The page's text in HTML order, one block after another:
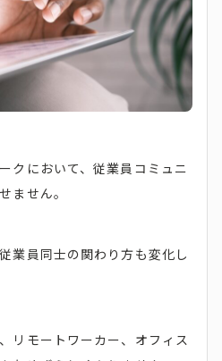
クにおいて、従業員コミュニ
ません。
業員同士の関わり方も変化し
リモートワーカー、オフィス